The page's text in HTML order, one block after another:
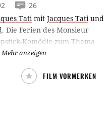
mit beeindruckender
Lebensweg vom
Sammler zum
titelgebenden
26
Tatimit Jacques Tatiund
. Die Ferien des Monsieur
Komödie zum Thema
Mehr anzeigen
FILM VORMERKEN